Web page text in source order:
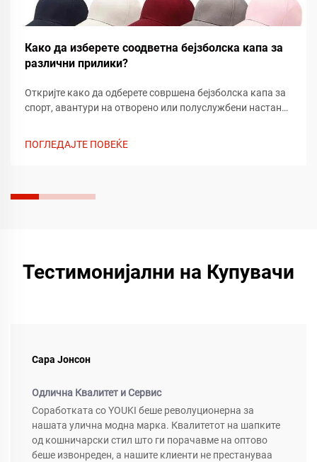
Како да изберете соодветна бејзболска капа за
различни прилики?
Откријте како да одберете совршена бејзболска капа за
спорт, авантури на отворено или полуслужбени настани.
одговараат на секоја прилика. Најдете ја вашата
идеална капа денес.
ПОГЛЕДАЈТЕ ПОВЕЌЕ
Тестимонијални на Купувачи
Сара Јонсон
Одлична Квалитет и Сервис
Соработката со YOUKI беше револуционерна за
нашата улична модна марка. Квалитетот на шапките
од кошничарски стил што ги порачавме на оптово
беше извонреден, а нашите клиенти не престануваа